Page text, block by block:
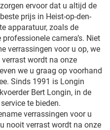
ervoor dat u altijd de
prijs in Heist-op-den-
apparatuur, zoals de
camera’s. Niet
verrassingen voor u op, we
wordt na onze
we u graag op voorhand
Sinds 1991 is Longin
Bert Longin, in de
te bieden.
verrassingen voor u
nooit verrast wordt na onze